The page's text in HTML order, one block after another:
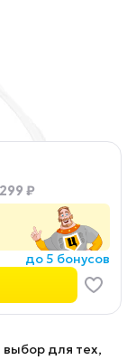
299 ₽
до 5 бонусов
для тех,